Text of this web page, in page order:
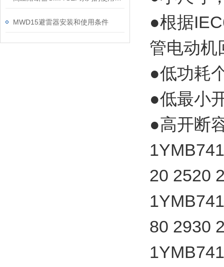
MWD15避雷器安装和使用条件
●根据
管电动机
●低功耗
●低最小
●高开断
20 2520
80 2930